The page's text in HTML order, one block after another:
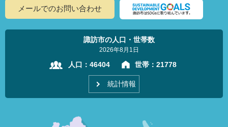
メールでのお問い合わせ
諏訪市の人口・世帯数
2026年8月1日
人口： 46404 世帯： 21778
統計情報